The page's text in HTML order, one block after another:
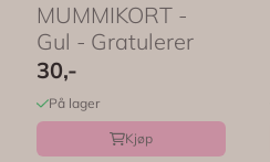
MUMMIKORT -
Gul - Gratulerer
30,-
På lager
Kjøp